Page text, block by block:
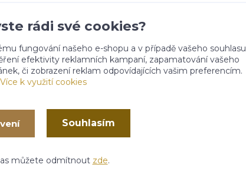
rádi své cookies?
fungování našeho e-shopu a v případě vašeho souhlasu
efektivity reklamních kampaní, zapamatování vašeho
či zobrazení reklam odpovídajících vašim preferencím.
Více k využití cookies
Souhlasím
můžete odmítnout zde.